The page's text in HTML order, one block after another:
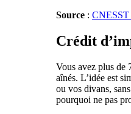
Source : CNESST
Crédit
Vous avez plus de
aînés. L’idée est
ou vos divans,
pourquoi ne pas